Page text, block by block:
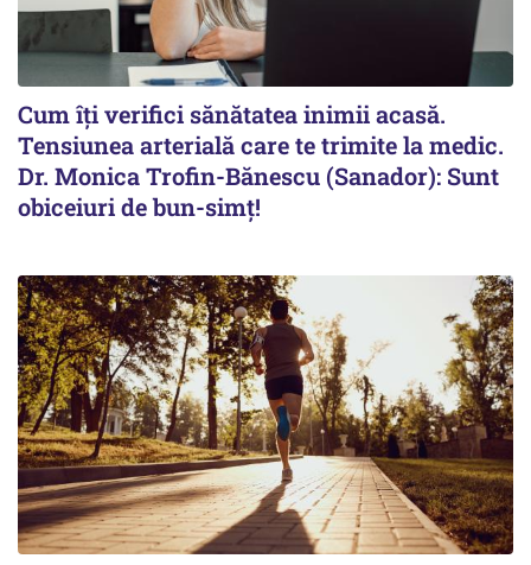
Cum îți verifici sănătatea inimii acasă.
Tensiunea arterială care te trimite la medic.
Dr. Monica Trofin-Bănescu (Sanador): Sunt
obiceiuri de bun-simț!